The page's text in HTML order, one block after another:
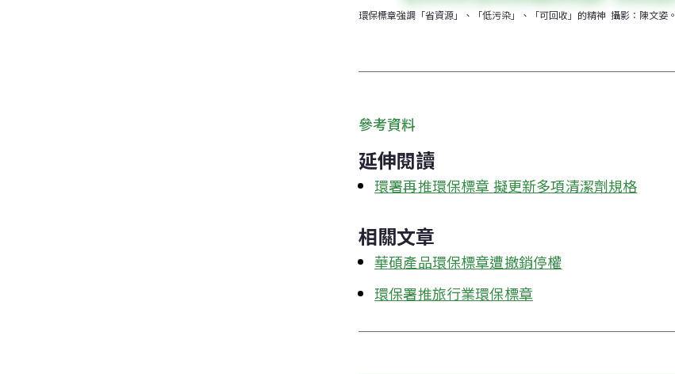
環保標章強調「省資源」、「低污染」、「可回收」的精神  攝影：陳文姿。
參考資料
延伸閱讀
環署再推環保標章 擬更新多項清潔劑規格
相關文章
華碩產品環保標章遭撤銷停權
環保署推旅行業環保標章